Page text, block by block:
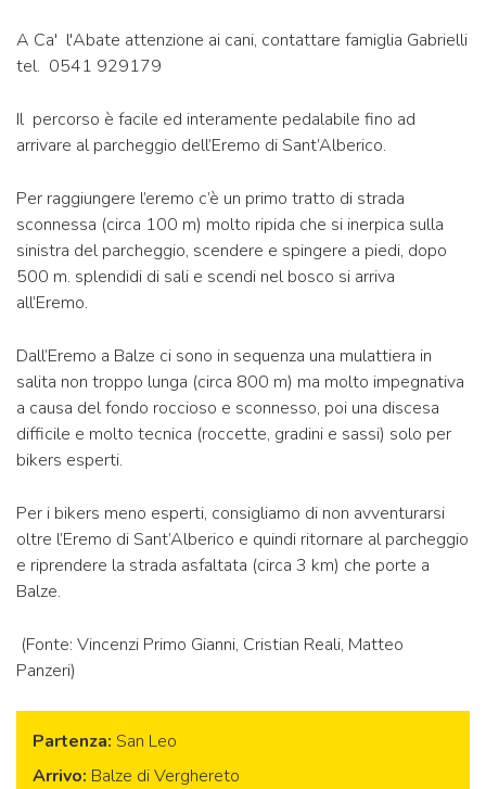
A Ca' l'Abate attenzione ai cani, contattare famiglia Gabrielli
tel. 0541 929179
Il percorso è facile ed interamente pedalabile fino ad
arrivare al parcheggio dell’Eremo di Sant’Alberico.
Per raggiungere l’eremo c’è un primo tratto di strada
sconnessa (circa 100 m) molto ripida che si inerpica sulla
sinistra del parcheggio, scendere e spingere a piedi, dopo
500 m. splendidi di sali e scendi nel bosco si arriva
all’Eremo.
Dall’Eremo a Balze ci sono in sequenza una mulattiera in
salita non troppo lunga (circa 800 m) ma molto impegnativa
a causa del fondo roccioso e sconnesso, poi una discesa
difficile e molto tecnica (roccette, gradini e sassi) solo per
bikers esperti.
Per i bikers meno esperti, consigliamo di non avventurarsi
oltre l’Eremo di Sant’Alberico e quindi ritornare al parcheggio
e riprendere la strada asfaltata (circa 3 km) che porte a
Balze.
(Fonte: Vincenzi Primo Gianni, Cristian Reali, Matteo
Panzeri)
Partenza: San Leo
Arrivo: Balze di Verghereto